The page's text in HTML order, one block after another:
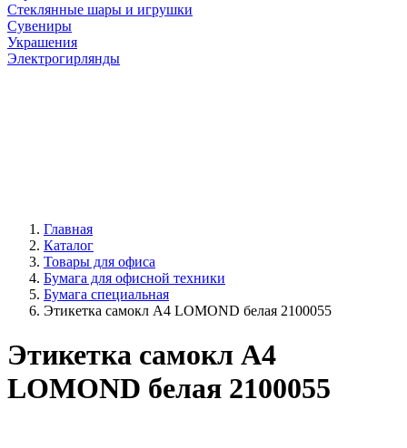
Стеклянные шары и игрушки
Сувениры
Украшения
Электрогирлянды
Главная
Каталог
Товары для офиса
Бумага для офисной техники
Бумага специальная
Этикетка самокл А4 LOMOND белая 2100055
Этикетка самокл А4
LOMOND белая 2100055